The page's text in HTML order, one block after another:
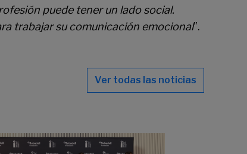
puede tener un lado social.
trabajar su comunicación emocional”.
Ver todas las noticias